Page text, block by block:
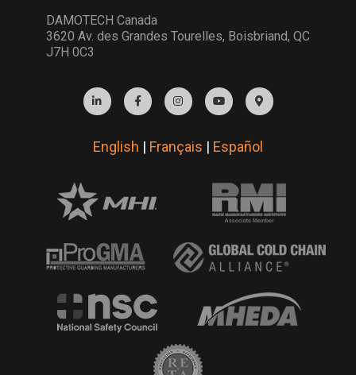
DAMOTECH Canada
3620 Av. des Grandes Tourelles, Boisbriand, QC
J7H 0C3
English | Français | Español